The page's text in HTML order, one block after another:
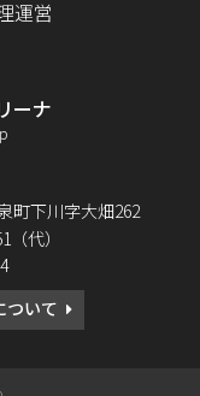
運営
ーナ
町下川字大畑262
（代）
ついて